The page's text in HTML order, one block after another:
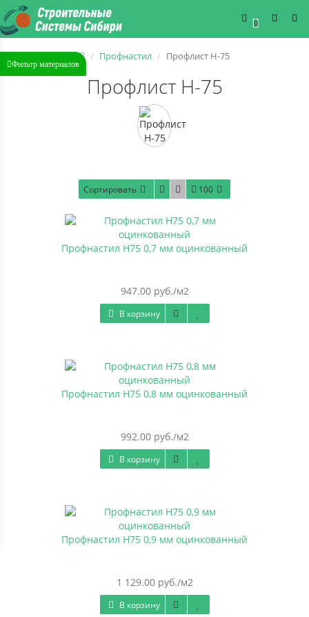
Фильтр материалов
0
Профнастил Профлист Н-75
Профлист Н-75
Сортировать 100
Профнастил Н75 0,7 мм оцинкованный
947.00 руб./м2
В корзину
Профнастил Н75 0,8 мм оцинкованный
992.00 руб./м2
В корзину
Профнастил Н75 0,9 мм оцинкованный
1 129.00 руб./м2
В корзину